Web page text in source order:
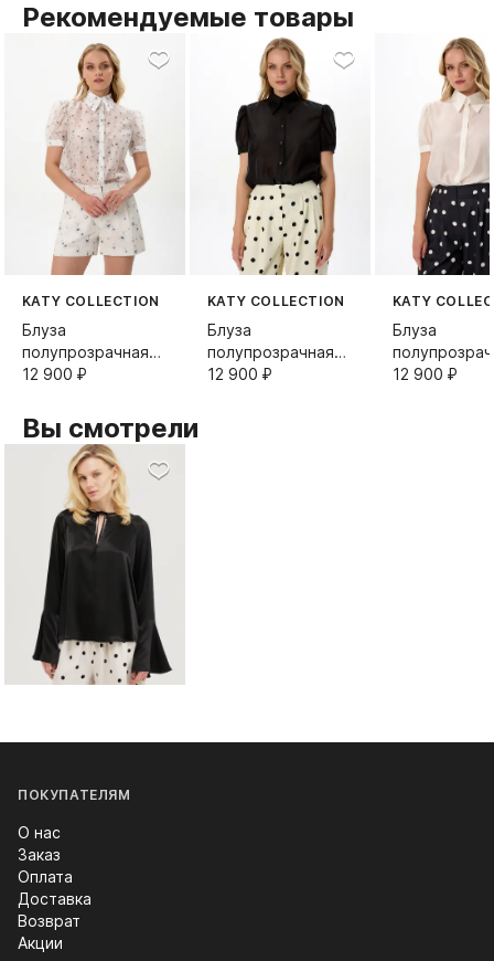
Рекомендуемые товары
KATY COLLECTION
Блуза
полупрозрачная
фонарики в
12 900⁠ ⁠₽
KATY COLLECTION
Блуза
полупрозрачная
фонарики
12 900⁠ ⁠₽
KATY
Блуза
фонарики
12 900⁠ ⁠₽
Вы смотрели
ПОКУПАТЕЛЯМ
О нас
Заказ
Оплата
Доставка
Возврат
Акции